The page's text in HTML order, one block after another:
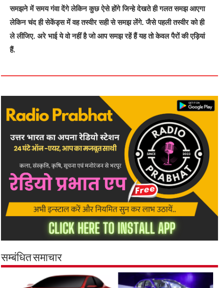
समझने में समय गंवा देंगे लेकिन कुछ ऐसे होंगे जिन्हे देखते ही गलत समझ आएगा
लेकिन चंद ही सेकेंड्स में वह तस्वीर सही से समझ लेंगे. जैसे पहली तस्वीर को ही
ले लीजिए. अरे भाई ये वो नहीं है जो आप समझ रहें हैं यह तो केवल पैरों की एड़ियां
हैं.
सम्बंधित समाचार